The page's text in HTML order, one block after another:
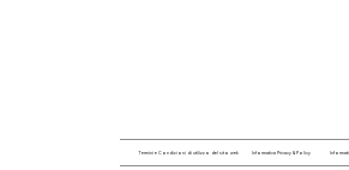
Termini e Condizioni di utilizzo del sito web Informativa Privacy & Policy